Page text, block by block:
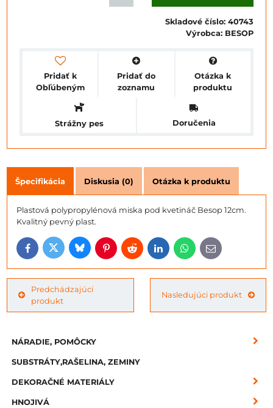
Skladové číslo: 40743
Výrobca: BESOP
Pridať k
Obľúbeným
Pridať do
zoznamu
Otázka k
produktu
Strážny pes Doručenia
Špecifikácia Diskusia (0) Otázka k produktu
Plastová polypropylénová miska pod kvetináč Besop 12cm.
Kvalitný pevný plast.
FacebookTwitterBlueskyPinterestRedditLinkedInWhatsApp
E-
mail
Predchádzajúci
produkt
Nasledujúci produkt
NÁRADIE, POMÔCKY
SUBSTRÁTY,RAŠELINA, ZEMINY
DEKORAČNÉ MATERIÁLY
HNOJIVÁ